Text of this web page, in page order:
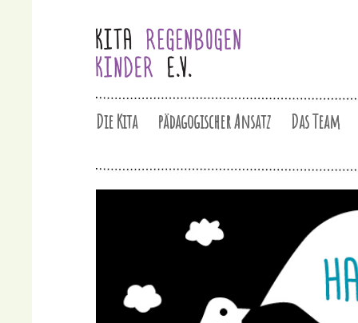
Die Kita pädagogischer Ansatz Das Team